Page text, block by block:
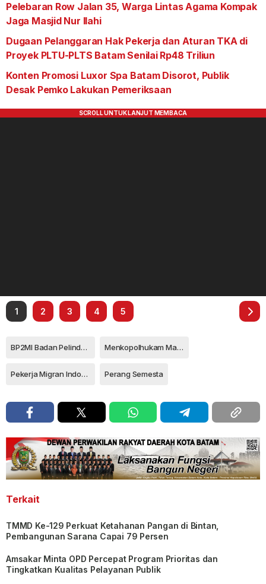
Pelebaran Row Jalan 35, Warga Lintas Agama Kompak
Jaga Masjid Nur Ilahi
Dugaan Pelanggaran Hak Pekerja dan Aturan TKA di
Proyek PLTU-PLTS Batam Senilai Rp48 Triliun
Konten Promosi Luxor Spa Batam Disorot, Publik
Desak Pemko Lakukan Pemeriksaan
1 2 3 4 5
BP2MI Badan Pelindungan Pekerja Migran Indonesia Menkopolhukam Mahfud MD
Pekerja Migran Indonesia (PMI) Perang Semesta
Terkait
TMMD Ke-129 Perkuat Ketahanan Pangan di Bintan,
Pembangunan Sarana Capai 79 Persen
Amsakar Minta OPD Percepat Program Prioritas dan
Tingkatkan Kualitas Pelayanan Publik